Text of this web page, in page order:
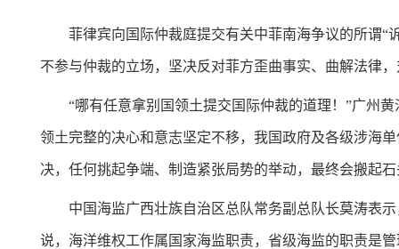
菲律宾向国际仲裁庭提交有关中菲南海争议的所谓
不参与仲裁的立场，坚决反对菲方歪曲事实、曲解法律
“哪有任意拿别国领土提交国际仲裁的道理！”广州
领土完整的决心和意志坚定不移，我国政府及各级涉海
决，任何挑起争端、制造紧张局势的举动，最终会搬起
中国海监广西壮族自治区总队常务副总队长莫涛表
说，海洋维权工作属国家海监职责，省级海监的职责是